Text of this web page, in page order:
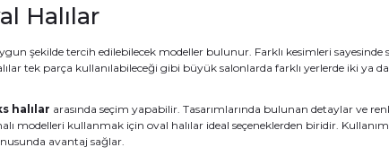
Halılar
şekilde tercih edilebilecek modeller bulunur. Farklı kesimleri
tek parça kullanılabileceği gibi büyük salonlarda farklı yerlerde iki
halılar arasında seçim yapabilir. Tasarımlarında bulunan detaylar ve
modelleri kullanmak için oval halılar ideal seçeneklerden biridir.
avantaj sağlar.